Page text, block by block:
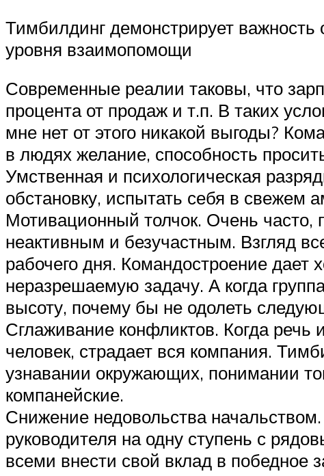
Тимбилдинг демонстрирует
уровня взаимопомощи
Современные реалии таковы, что
процента от продаж и т.п. В таких
мне нет от этого никакой выгоды?
в людях желание, способность
Умственная и психологическая
обстановку, испытать себя в свежем
Мотивационный толчок. Очень часто,
неактивным и безучастным. Взгляд
рабочего дня. Командостроение дает
неразрешаемую задачу. А когда
высоту, почему бы не одолеть
Сглаживание конфликтов. Когда речь
человек, страдает вся компания.
узнавании окружающих, понимании
компанейские.
Снижение недовольства
руководителя на одну ступень с
всеми внести свой вклад в победное